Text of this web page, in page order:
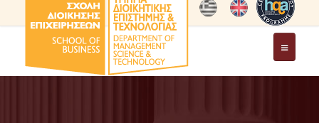
THE DEPARTMENT